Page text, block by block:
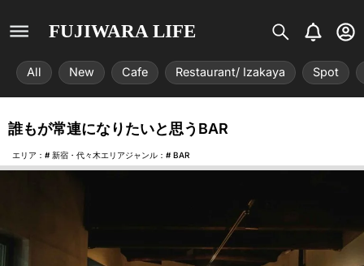
FUJIWARA LIFE
S
i
s
t
r
B
e
l
l
U
s
e
r
-
c
All New Cafe Restaurant/ Izakaya Spot
誰もが常連になりたいと思うBAR
エリア：# 新宿・代々木エリアジャンル：# BAR